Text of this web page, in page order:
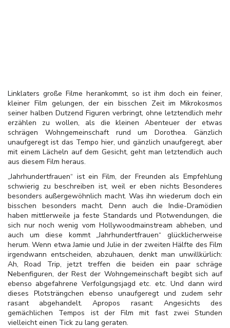
Linklaters große Filme herankommt, so ist ihm doch ein feiner,
kleiner Film gelungen, der ein bisschen Zeit im Mikrokosmos
seiner halben Dutzend Figuren verbringt, ohne letztendlich mehr
erzählen zu wollen, als die kleinen Abenteuer der etwas
schrägen Wohngemeinschaft rund um Dorothea. Gänzlich
unaufgeregt ist das Tempo hier, und gänzlich unaufgeregt, aber
mit einem Lächeln auf dem Gesicht, geht man letztendlich auch
aus diesem Film heraus.
„Jahrhundertfrauen“ ist ein Film, der Freunden als Empfehlung
schwierig zu beschreiben ist, weil er eben nichts Besonderes
besonders außergewöhnlich macht. Was ihn wiederum doch ein
bisschen besonders macht. Denn auch die Indie-Dramödien
haben mittlerweile ja feste Standards und Plotwendungen, die
sich nur noch wenig vom Hollywoodmainstream abheben, und
auch um diese kommt „Jahrhundertfrauen“ glücklicherweise
herum. Wenn etwa Jamie und Julie in der zweiten Hälfte des Film
irgendwann entscheiden, abzuhauen, denkt man unwillkürlich:
Ah, Road Trip, jetzt treffen die beiden ein paar schräge
Nebenfiguren, der Rest der Wohngemeinschaft begibt sich auf
ebenso abgefahrene Verfolgungsjagd etc. etc. Und dann wird
dieses Plotsträngchen ebenso unaufgeregt und zudem sehr
rasant abgehandelt. Apropos rasant: Angesichts des
gemächlichen Tempos ist der Film mit fast zwei Stunden
vielleicht einen Tick zu lang geraten.